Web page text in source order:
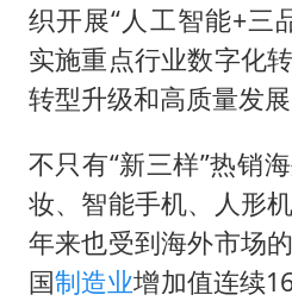
织开展“人工智能+三
实施重点行业数字化
转型升级和高质量发展
不只有“新三样”热销
妆、智能手机、人形
年来也受到海外市场
国制造业增加值连续